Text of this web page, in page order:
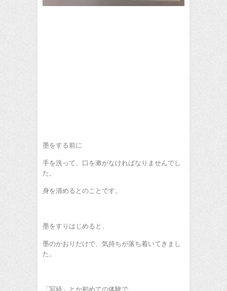
墨をする前に
手を洗って、口を漱がなければなりませんでし
た。
身を清めるとのことです。
墨をすりはじめると、
墨のかおりだけで、気持ちが落ち着いてきまし
た。
「写経」とか初めての体験で、